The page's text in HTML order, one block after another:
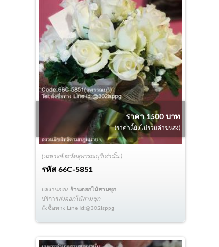
(เฉพาะจังหวัดสุพรรณบุรีเท่านั้น )
รหัส66C-5851
ราคา 1500 บาท
(ราคานี้ยังไม่รวมค่าขนส่ง)
ผลงานของ ร้านดอกไม้สามชุก
บริการส่งดอกไม้สามชุก
สั่งซื้อทาง Line Id:@302lsppg